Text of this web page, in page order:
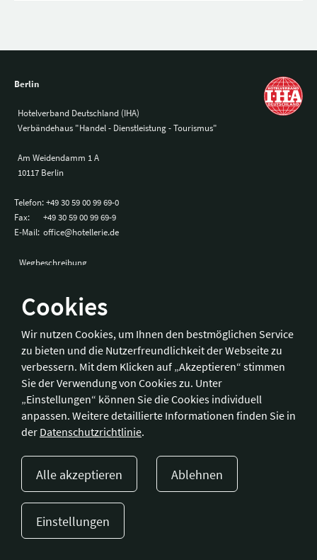
Cookies
Wir nutzen Cookies, um Ihnen den bestmöglichen Service
zu bieten und die Nutzerfreundlichkeit der Webseite zu
verbessern. Mit dem Klicken auf „Akzeptieren“ stimmen
Sie der Verwendung von Cookies zu. Unter
„Einstellungen“ können Sie die Cookies individuell
anpassen. Weitere detaillierte Informationen finden Sie in
der Datenschutzrichtlinie.
Alle akzeptieren Ablehnen
Einstellungen
Berlin
Hotelverband Deutschland (IHA)
Verbändehaus "Handel - Dienstleistung - Tourismus"
Am Weidendamm 1 A
10117 Berlin
Telefon:+49 30 59 00 99 69-0
Fax:
+49 30 59 00 99 69-9
E-Mail: office@hotellerie.de
Wegbeschreibung
Hotelverband Deutschland (IHA) / IHA-Service GmbH
Kronprinzenstraße 37
53173 Bonn
Telefon:
Fax:
+49 228 92 39 29-9
E-Mail:bonn@hotellerie.de
Wegbeschreibung
Presse Kontakt
Cookie-Einstellungen